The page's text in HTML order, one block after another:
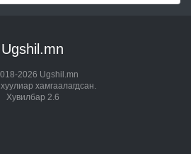
Ugshil.mn
2026 Ugshil.mn
хамгаалагдсан.
Хувилбар 2.6